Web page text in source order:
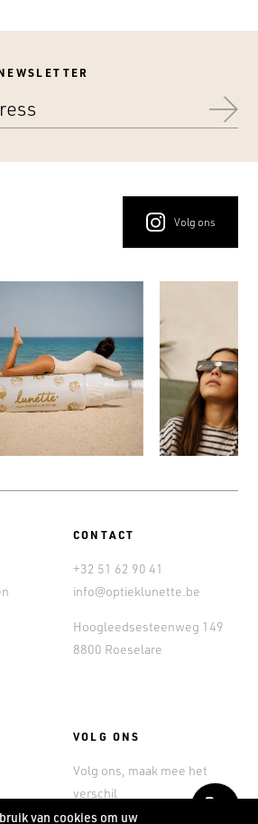
Volg ons
CONTACT
+32 51 62 90 41
info@optieklunette.be
Hoogleedsesteenweg 149
8800 Roeselare
VOLG ONS
Volg ons, maak mee het
verschil
van cookies om uw